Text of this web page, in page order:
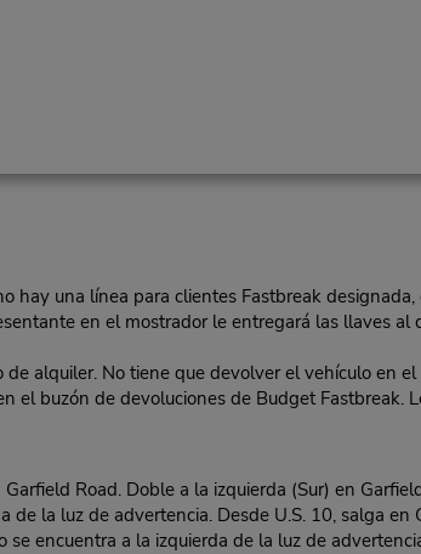
una línea para clientes Fastbreak
en el mostrador le entregará las llaves al
alquiler. No tiene que devolver el vehículo en
buzón de devoluciones de Budget Fastbreak.
Road. Doble a la izquierda (Sur) en
la luz de advertencia. Desde U.S. 10, salga en
encuentra a la izquierda de la luz de